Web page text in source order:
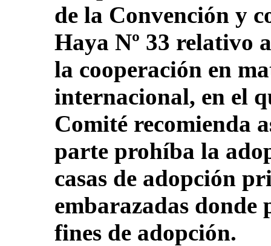
de la Convención y
Haya Nº 33 relativo
la cooperación en
internacional, en el
Comité recomienda
parte prohíba la
casas de adopción
embarazadas donde
fines de adopción.